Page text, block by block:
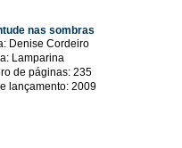
nas sombras
Denise Cordeiro
Lamparina
de páginas: 235
lançamento: 2009